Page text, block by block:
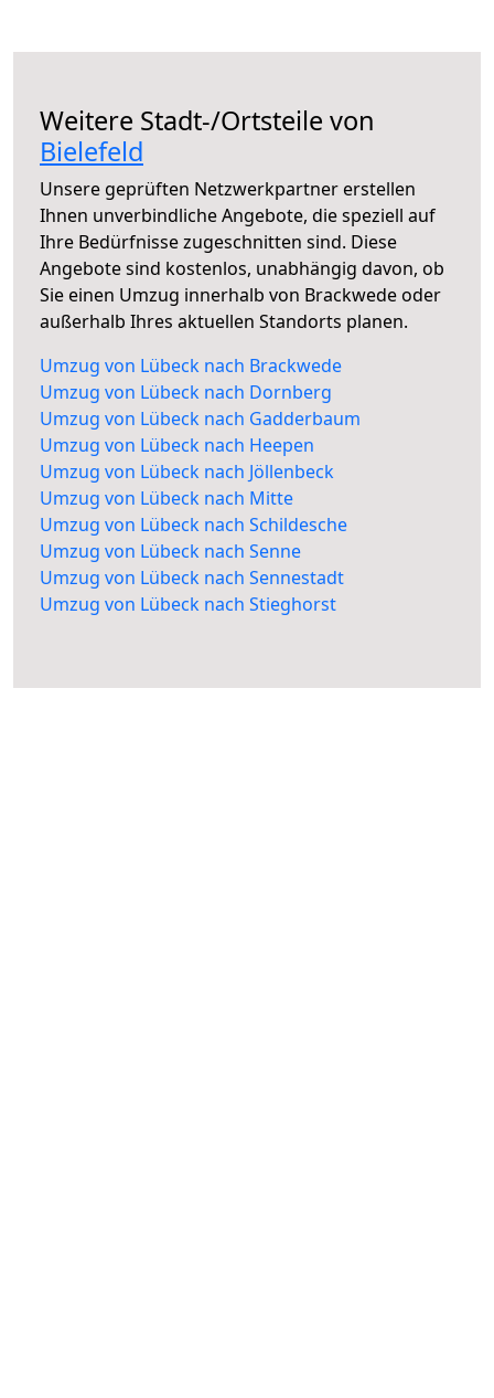
Weitere Stadt-/Ortsteile von
Bielefeld
Unsere geprüften Netzwerkpartner erstellen
Ihnen unverbindliche Angebote, die speziell auf
Ihre Bedürfnisse zugeschnitten sind. Diese
Angebote sind kostenlos, unabhängig davon, ob
Sie einen Umzug innerhalb von Brackwede oder
außerhalb Ihres aktuellen Standorts planen.
Umzug von Lübeck nach Brackwede
Umzug von Lübeck nach Dornberg
Umzug von Lübeck nach Gadderbaum
Umzug von Lübeck nach Heepen
Umzug von Lübeck nach Jöllenbeck
Umzug von Lübeck nach Mitte
Umzug von Lübeck nach Schildesche
Umzug von Lübeck nach Senne
Umzug von Lübeck nach Sennestadt
Umzug von Lübeck nach Stieghorst